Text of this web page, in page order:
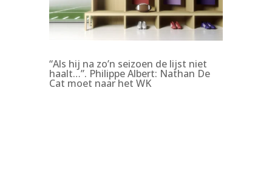
“Als hij na zo’n seizoen de lijst niet
haalt…”. Philippe Albert: Nathan De
Cat moet naar het WK